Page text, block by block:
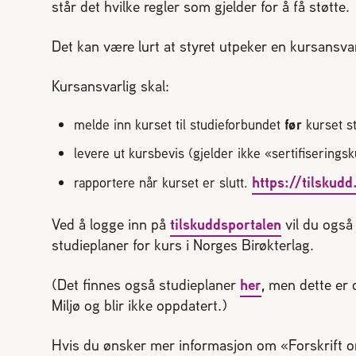
Evigung dronning
Avl og
Norges
Sjekkliste for kjøp og salg av bier
Kan jeg importere bier?
Vi har
Gå
Usikker
står det hvilke regler som gjelder for å få støtte.
Det kan være lurt at styret utpeker en
Kursansvarlig skal:
melde inn kurset til studieforbundet før kurset
levere ut kursbevis (gjelder ikke
rapportere når kurset er slutt. https://
Ved å logge inn påtilskuddsportalen vil du
studieplaner for kurs i Norges Birøkterlag.
(Det finnes også studieplaner her, men dette er
Miljø og blir ikke oppdatert.)
Hvis du ønsker mer informasjon om «Forskrift